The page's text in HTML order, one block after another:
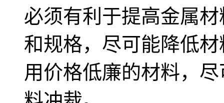
必须有利于提高金属
和规格，尽可能降低
用价格低廉的材料，